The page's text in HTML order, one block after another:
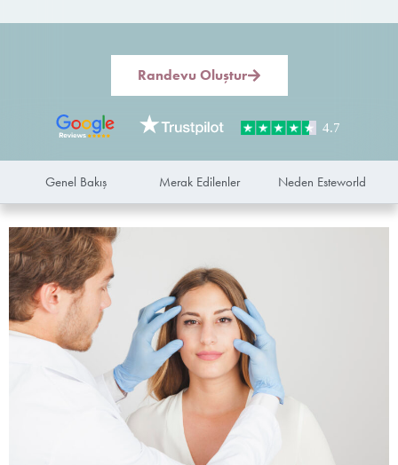
Randevu Oluştur
Genel Bakış Merak Edilenler Neden Esteworld